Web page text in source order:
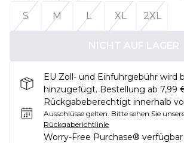
S
M L XL 2XL
NICHT AUF LAGER
EU Zoll- und Einfuhrgebühr wird
hinzugefügt. Bestellung ab 7,99
Rückgabeberechtigt innerhalb
Ausschlüsse gelten. Bitte sehen Sie
Rückgaberichtlinie
Worry-Free Purchase®